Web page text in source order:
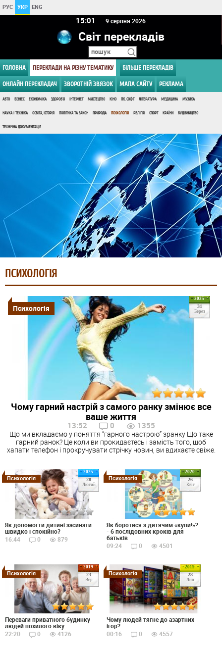
РУС УКР ENG
15 01 9 серпня 2026
Світ перекладів
ГОЛОВНА ПЕРЕКЛАДИ НА РІЗНУ ТЕМАТИКУ БІЛЬШЕ ПЕРЕКЛАДІВ
ОНЛАЙН ПЕРЕКЛАДАЧ ЗВОРОТНІЙ ЗВЯЗОК МАПА САЙТУ РЕКЛАМА
АВТО БІЗНЕС ЕКОНОМІКА ЗДОРОВ'Я ІНТЕРНЕТ МИСТЕЦТВО КІНО ПК, СОФТ ЛІТЕРАТУРА МЕДИЦИНА МУЗИКА
НАУКА І ТЕХНІКА ОСВІТА, ІСТОРІЯ ПОЛІТИКА ТА ЗАКОН ПРИРОДА ПСИХОЛОГІЯ РЕЛІГІЯ СПОРТ КРАЇНИ БУДІВНИЦТВО
ТЕХНІЧНА ДОКУМЕНТАЦІЯ
ПСИХОЛОГІЯ
2025
31
Берез
Психологія
Чому гарний настрій з самого ранку змінює все
ваше життя
13:52 0 1355
Що ми вкладаємо у поняття “гарного настрою” зранку Що таке
гарний ранок? Це коли ви прокидаєтесь і замість того, щоб
хапати телефон і прокручувати стрічку новин, ви вдихаєте свіже.
2025
28
Лютий
Психологія
Як допомогти дитині засинати
швидко і спокійно?
16:44
0 879
2020
26
Квіт
Психологія
Як боротися з дитячим «купи!»?
- 6 послідовних кроків для
батьків
09:24
0 4501
2019
23
Вер
Психологія
Переваги приватного будинку
людей похилого віку
22:20
0 4126
2019
28
Лип
Психологія
Чому людей тягне до азартних
ігор?
00:16
0 4557